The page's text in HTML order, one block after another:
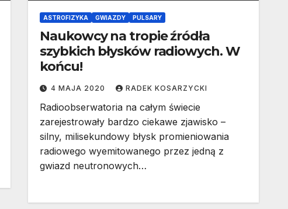
ASTROFIZYKA GWIAZDY PULSARY
Naukowcy na tropie źródła
szybkich błysków radiowych. W
końcu!
4 MAJA 2020 RADEK KOSARZYCKI
Radioobserwatoria na całym świecie
zarejestrowały bardzo ciekawe zjawisko –
silny, milisekundowy błysk promieniowania
radiowego wyemitowanego przez jedną z
gwiazd neutronowych…